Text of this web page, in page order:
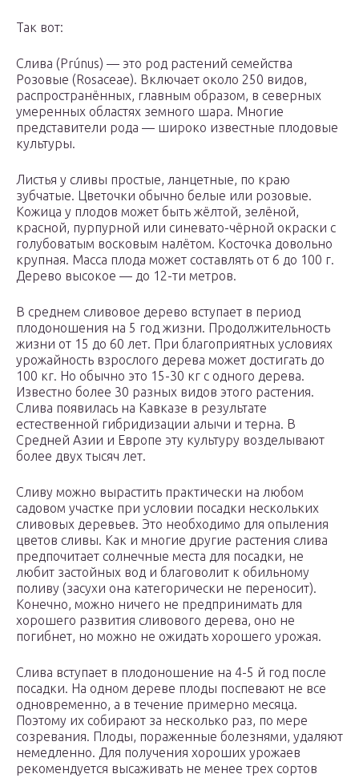
Так вот:
Слива (Prúnus) — это род растений семейства
Розовые (Rosaceae). Включает около 250 видов,
распространённых, главным образом, в северных
умеренных областях земного шара. Многие
представители рода — широко известные плодовые
культуры.
Листья у сливы простые, ланцетные, по краю
зубчатые. Цветочки обычно белые или розовые.
Кожица у плодов может быть жёлтой, зелёной,
красной, пурпурной или синевато-чёрной окраски с
голубоватым восковым налётом. Косточка довольно
крупная. Масса плода может составлять от 6 до 100 г.
Дерево высокое — до 12-ти метров.
В среднем сливовое дерево вступает в период
плодоношения на 5 год жизни. Продолжительность
жизни от 15 до 60 лет. При благоприятных условиях
урожайность взрослого дерева может достигать до
100 кг. Но обычно это 15-30 кг с одного дерева.
Известно более 30 разных видов этого растения.
Слива появилась на Кавказе в результате
естественной гибридизации алычи и терна. В
Средней Азии и Европе эту культуру возделывают
более двух тысяч лет.
Сливу можно вырастить практически на любом
садовом участке при условии посадки нескольких
сливовых деревьев. Это необходимо для опыления
цветов сливы. Как и многие другие растения слива
предпочитает солнечные места для посадки, не
любит застойных вод и благоволит к обильному
поливу (засухи она категорически не переносит).
Конечно, можно ничего не предпринимать для
хорошего развития сливового дерева, оно не
погибнет, но можно не ожидать хорошего урожая.
Слива вступает в плодоношение на 4-5 й год после
посадки. На одном дереве плоды поспевают не все
одновременно, а в течение примерно месяца.
Поэтому их собирают за несколько раз, по мере
созревания. Плоды, пораженные болезнями, удаляют
немедленно. Для получения хороших урожаев
рекомендуется высаживать не менее трех сортов